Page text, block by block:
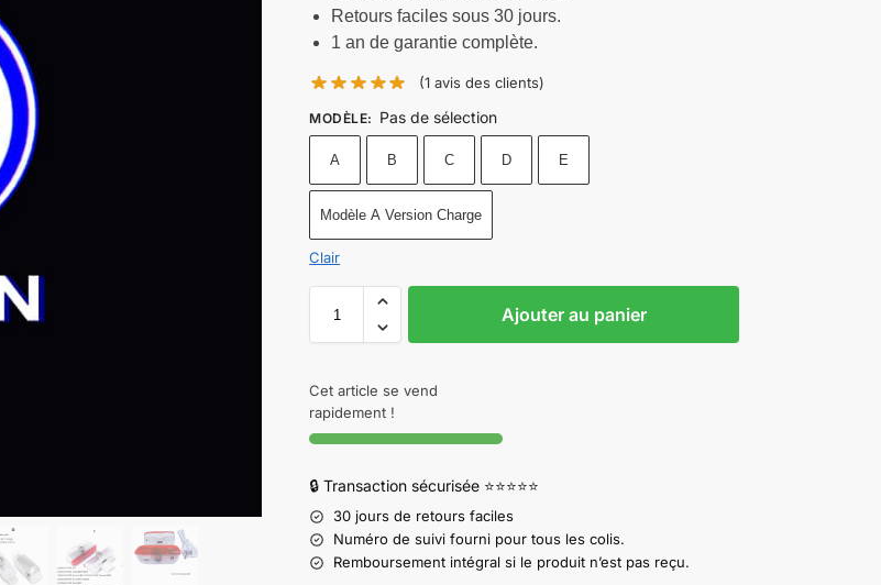
Retours faciles sous 30 jours.
1 an de garantie complète.
(1avis des clients)
MODÈLE: Pas de sélection
A B C D E
Modèle A Version Charge
Clair
Ajouter au panier
Cet article se vend
rapidement !
🔒 Transaction sécurisée ⭐⭐⭐⭐⭐
30 jours de retours faciles
Numéro de suivi fourni pour tous les colis.
Remboursement intégral si le produit n’est pas reçu.